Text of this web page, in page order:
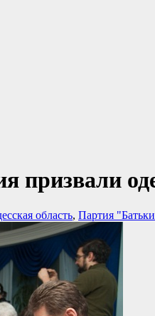
призвали
область, Партия